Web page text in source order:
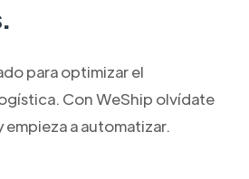
para optimizar el
Con WeShip olvídate
empieza a automatizar.